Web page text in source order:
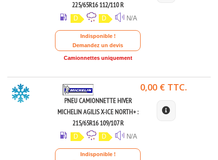
225/65R16 112/110 R
D D N/A
Indisponible !
Demandez un devis
Camionnettes uniquement
PNEU CAMIONNETTE HIVER
MICHELIN AGILIS X-ICE NORTH+ :
215/65R16 109/107 R
D D N/A
Indisponible !
0,00 € TTC.